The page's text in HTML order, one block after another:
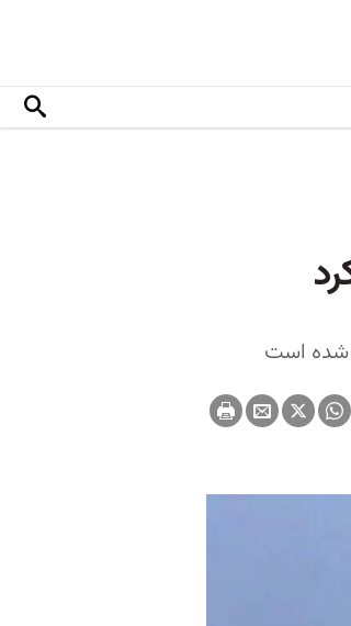
شده است